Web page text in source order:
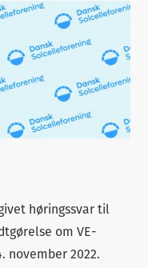
høringssvar til
om VE-
november 2022.